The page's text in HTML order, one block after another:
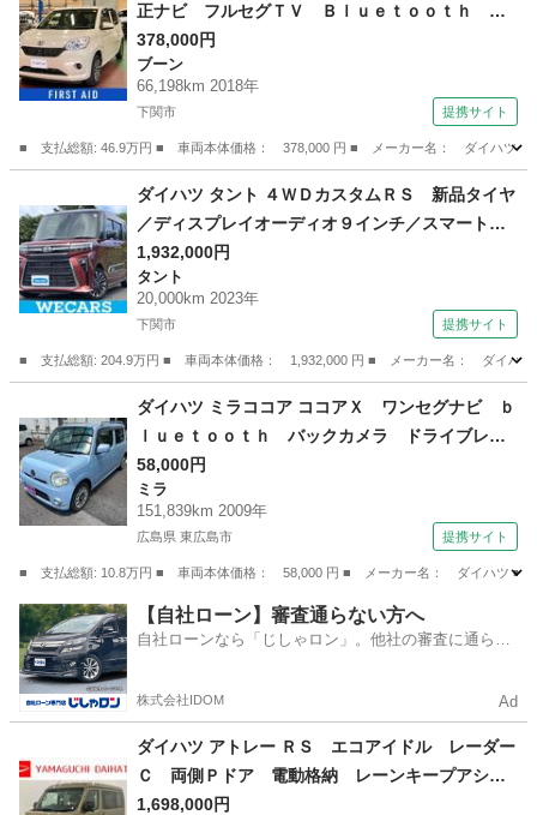
正ナビ フルセグＴＶ Ｂｌｕｅｔｏｏｔｈ ビ
ルトインＥＴＣ ナビ連動ドラレコ クリアラン
スソナー ベンチシート オートエアコン プッ
シュスタート 禁煙車 （検9.3）
378,000円
ブーン
66,198km 2018年
下関市 提携サイト
■ 支払総額: 46.9万円 ■ 車両本体価格： 378,000 円 ■ メーカー名： ダイハ
ブーン
ダイハツ タント ４ＷＤカスタムＲＳ 新品タイヤ
／ディスプレイオーディオ９インチ／スマートア
シスト（トヨタ・ダイハツ）／両側電動スライド
ドア／シートヒーター 前席／パノラマモニター
／車線逸脱防止支援システム （車検整備付）
1,932,000円
タント
20,000km 2023年
下関市 提携サイト
■ 支払総額: 204.9万円 ■ 車両本体価格： 1,932,000 円 ■ メーカー名： ダイハ
タント
ダイハツ ミラココア ココアＸ ワンセグナビ ｂ
ｌｕｅｔｏｏｔｈ バックカメラ ドライブレコ
ーダー （検8.9）
58,000円
ミラ
151,839km 2009年
広島県 東広島市 提携サイト
■ 支払総額: 10.8万円 ■ 車両本体価格： 58,000 円 ■ メーカー名： ダイハツ
広島 東広島市 ミラ
【自社ローン】審査通らない方へ
自社ローンなら「じしゃロン」。他社の審査に通らな
株式会社IDOM Ad
ダイハツ アトレー ＲＳ エコアイドル レーダー
Ｃ 両側Ｐドア 電動格納 レーンキープアシス
ト ＬＥＤヘッドライト ターボ エアバック
1,698,000円